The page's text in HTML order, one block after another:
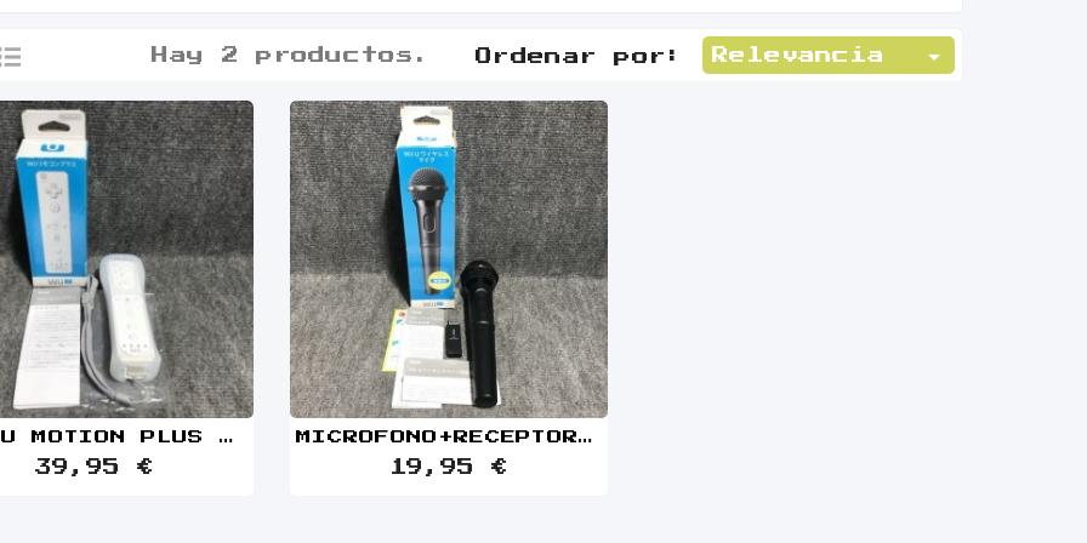
Hay 2 productos. Ordenar por: Relevancia 
WII U MOTION PLUS INSIDE BLANCO CON CAJA
39,95 €
MICROFONO+RECEPTOR CON CAJA NINTENDO WII U
19,95 €